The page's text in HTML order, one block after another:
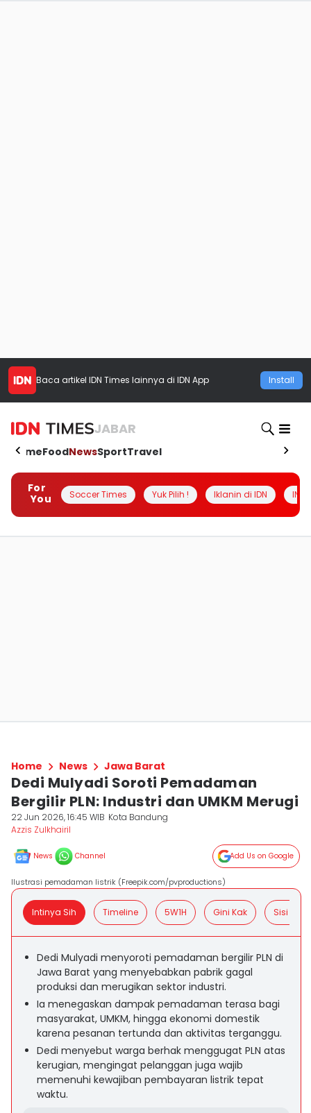
Baca artikel IDN Times lainnya di IDN App Install
JABAR
HomeFoodNewsSportTravel
For
You
Soccer Times Yuk Pilih ! Iklanin di IDN
Home News Jawa Barat
Dedi Mulyadi Soroti Pemadaman
Bergilir PLN: Industri dan UMKM Merugi
22 Jun 2026, 16:45 WIB Kota Bandung
Azzis Zulkhairil
News Channel Add Us on Google
Ilustrasi pemadaman listrik (Freepik.com/pvproductions)
Intinya Sih Timeline 5W1H Gini Kak Sisi
Dedi Mulyadi menyoroti pemadaman bergilir PLN di
Jawa Barat yang menyebabkan pabrik gagal
produksi dan merugikan sektor industri.
Ia menegaskan dampak pemadaman terasa bagi
masyarakat, UMKM, hingga ekonomi domestik
karena pesanan tertunda dan aktivitas terganggu.
Dedi menyebut warga berhak menggugat PLN atas
kerugian, mengingat pelanggan juga wajib
memenuhi kewajiban pembayaran listrik tepat
waktu.